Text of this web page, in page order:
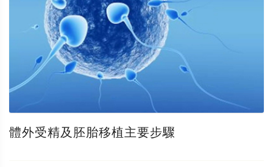
體外受精及胚胎移植主要步驟